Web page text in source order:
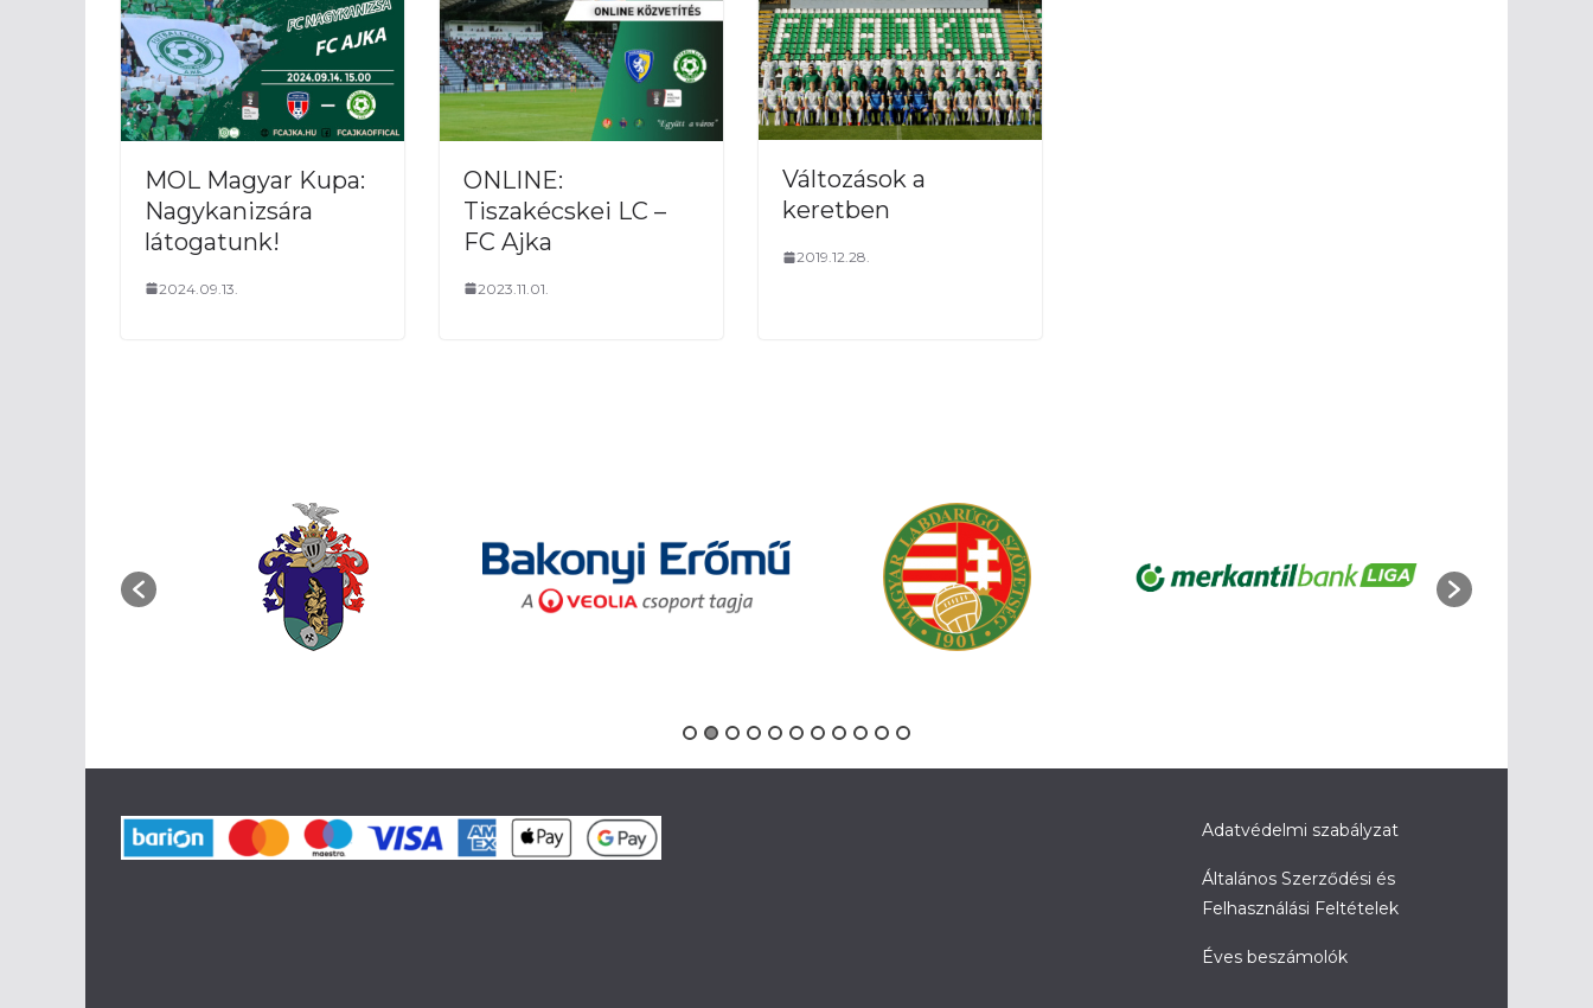
MOL Magyar Kupa:
Nagykanizsára
látogatunk!
2024.09.13.
ONLINE:
Tiszakécskei LC –
FC Ajka
2023.11.01.
Változások a
keretben
2019.12.28.
Adatvédelmi szabályzat
Általános Szerződési és
Felhasználási Feltételek
Éves beszámolók